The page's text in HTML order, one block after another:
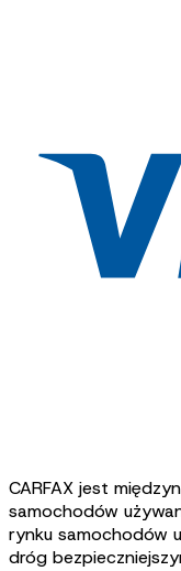
CARFAX jest
samochodów
rynku samochodów
dróg